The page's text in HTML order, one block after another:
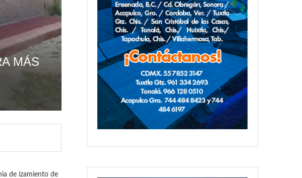
MÁS
de izamiento de